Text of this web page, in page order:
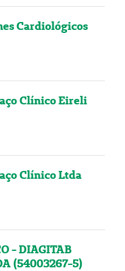
Cardiológicos
Clínico Eireli
Clínico Ltda
- DIAGITAB
(54003267-5)